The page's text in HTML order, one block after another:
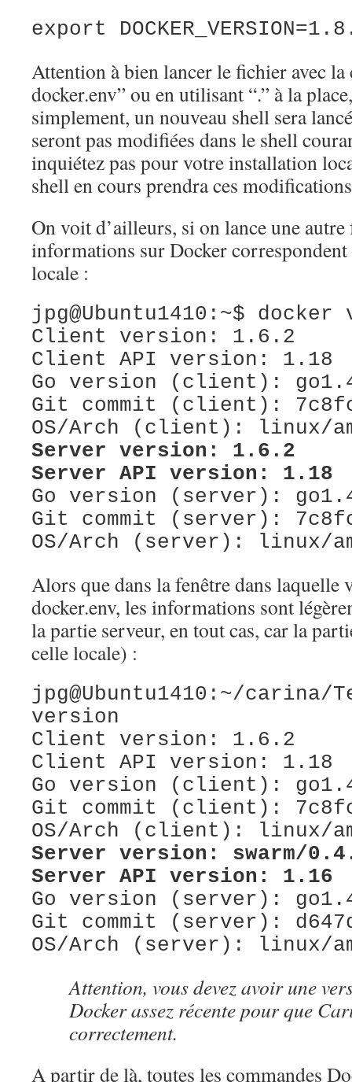
export
Attention à bien lancer le fichier avec la
docker.env” ou en utilisant “.” à la
simplement, un nouveau shell sera
seront pas modifiées dans le shell
inquiétez pas pour votre installation
shell en cours prendra ces
On voit d’ailleurs, si on lance une
informations sur Docker
locale :
jpg@Ubuntu1410:~$
Client version: 1.6.2
Client API version: 1.18
Go version (client):
Git commit (client):
OS/Arch (client): linux/
Server version: 1.6.2
Server API version: 1.18
Go version (server):
Git commit (server):
OS/Arch (server): linux/
Alors que dans la fenêtre dans laquelle
docker.env, les informations sont
la partie serveur, en tout cas, car la
celle locale) :
jpg@Ubuntu1410:~/carina/
version
Client version: 1.6.2
Client API version: 1.18
Go version (client):
Git commit (client):
OS/Arch (client): linux/
Server version: swarm/
Server API version: 1.16
Go version (server):
Git commit (server):
OS/Arch (server): linux/
Attention, vous devez avoir une
Docker assez récente pour que
correctement.
A partir de là, toutes les commandes